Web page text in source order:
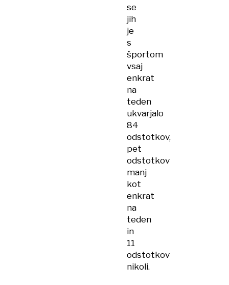
se
jih
je
s
športom
vsaj
enkrat
na
teden
ukvarjalo
84
odstotkov,
pet
odstotkov
manj
kot
enkrat
na
teden
in
11
odstotkov
nikoli.